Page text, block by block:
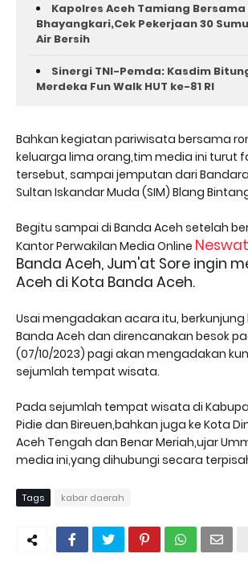
Kapolres Aceh Tamiang
Bhayangkari,Cek Pekerjaan 30
Air Bersih
Sinergi TNI-Pemda: Kasdim
Merdeka Fun Walk HUT ke-81 RI
Bahkan kegiatan pariwisata bersama
keluarga lima orang,tim media ini turut
tersebut, sampai jemputan dari
Sultan Iskandar Muda (SIM) Blang
Begitu sampai di Banda Aceh setelah
Kantor Perwakilan Media Online
Banda Aceh, Jum'at Sore ingin
Aceh di Kota Banda Aceh.
Usai mengadakan acara itu, berkunjung
Banda Aceh dan direncanakan besok
(07/10/2023) pagi akan mengadakan
sejumlah tempat wisata.
Pada sejumlah tempat wisata di
Pidie dan Bireuen,bahkan juga ke Kota
Aceh Tengah dan Benar Meriah,ujar
media ini,yang dihubungi secara
Tags kabar daerah